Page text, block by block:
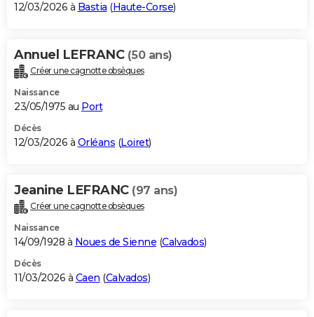
12/03/2026 à Bastia (Haute-Corse)
Annuel LEFRANC (50 ans)
Créer une cagnotte obsèques
Naissance
23/05/1975 au Port
Décès
12/03/2026 à Orléans (Loiret)
Jeanine LEFRANC (97 ans)
Créer une cagnotte obsèques
Naissance
14/09/1928 à Noues de Sienne (Calvados)
Décès
11/03/2026 à Caen (Calvados)